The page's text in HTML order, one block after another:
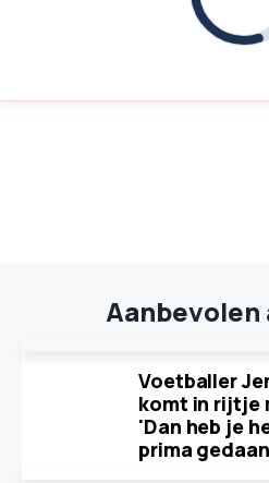
Voetballer
komt in rijtje
'Dan heb je
prima